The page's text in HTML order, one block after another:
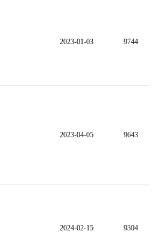
2023-01-03 9744
2023-04-05 9643
2024-02-15 9304